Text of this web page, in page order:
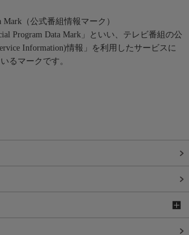
Mark（公式番組情報マーク）
Program Data Mark」といい、テレビ番組の公
Information)情報」を利用したサービスに
るマークです。